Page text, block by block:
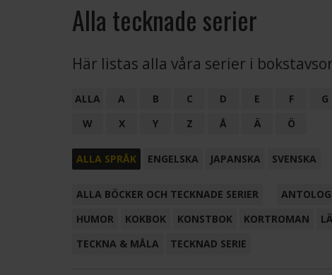
Alla tecknade serier
Här listas alla våra serier i
ALLA A B C D E F G
W
X Y Z Å Ä Ö
ALLA SPRÅK ENGELSKA JAPANSKA SVENSKA
ALLA BÖCKER OCH TECKNADE SERIER
HUMOR
KOKBOK KONSTBOK KORTROMAN
TECKNA & MÅLA
TECKNAD SERIE